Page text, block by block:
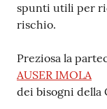
spunti utili per
rischio.
Preziosa la
AUSER IMOLA
dei bisogni della